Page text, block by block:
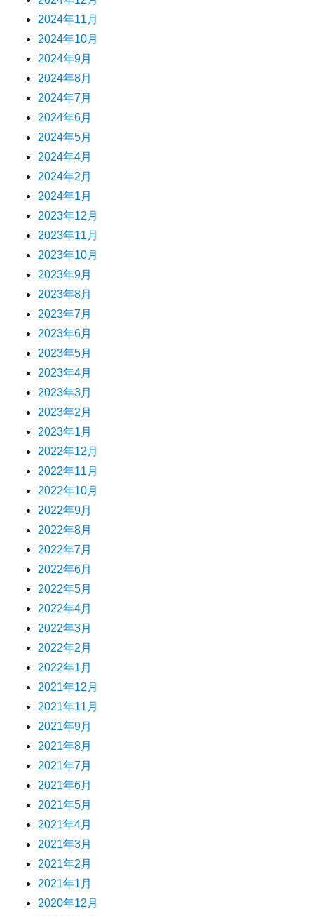
2024年11月
2024年10月
2024年9月
2024年8月
2024年7月
2024年6月
2024年5月
2024年4月
2024年2月
2024年1月
2023年12月
2023年11月
2023年10月
2023年9月
2023年8月
2023年7月
2023年6月
2023年5月
2023年4月
2023年3月
2023年2月
2023年1月
2022年12月
2022年11月
2022年10月
2022年9月
2022年8月
2022年7月
2022年6月
2022年5月
2022年4月
2022年3月
2022年2月
2022年1月
2021年12月
2021年11月
2021年9月
2021年8月
2021年7月
2021年6月
2021年5月
2021年4月
2021年3月
2021年2月
2021年1月
2020年12月